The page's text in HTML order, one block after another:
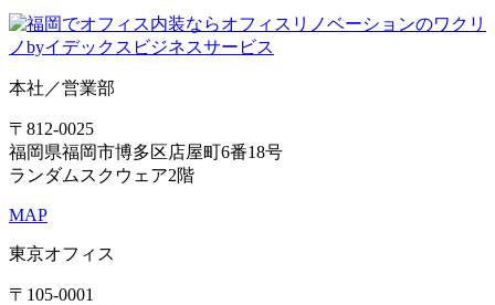
本社／営業部
〒812-0025
福岡県福岡市博多区店屋町6番18号
ランダムスクウェア2階
MAP
東京オフィス
〒105-0001